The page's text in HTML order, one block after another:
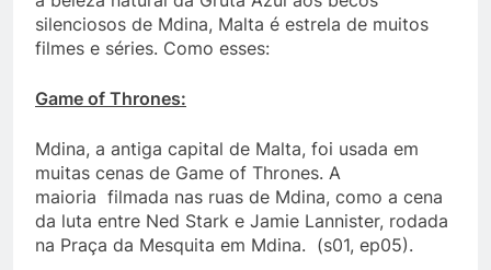
silenciosos de Mdina, Malta é estrela de muitos
filmes e séries. Como esses:
Game of Thrones:
Mdina, a antiga capital de Malta, foi usada em
muitas cenas de Game of Thrones. A
maioria filmada nas ruas de Mdina, como a cena
da luta entre Ned Stark e Jamie Lannister, rodada
na Praça da Mesquita em Mdina. (s01, ep05).